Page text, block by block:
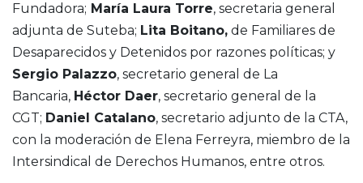
Fundadora; María Laura Torre, secretaria general
adjunta de Suteba; Lita Boitano, de Familiares de
Desaparecidos y Detenidos por razones políticas; y
Sergio Palazzo, secretario general de La
Bancaria, Héctor Daer, secretario general de la
CGT; Daniel Catalano, secretario adjunto de la CTA,
con la moderación de Elena Ferreyra, miembro de la
Intersindical de Derechos Humanos, entre otros.